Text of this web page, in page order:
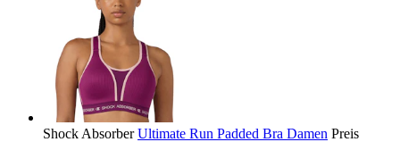
Shock Absorber Ultimate Run Padded Bra Damen Preis